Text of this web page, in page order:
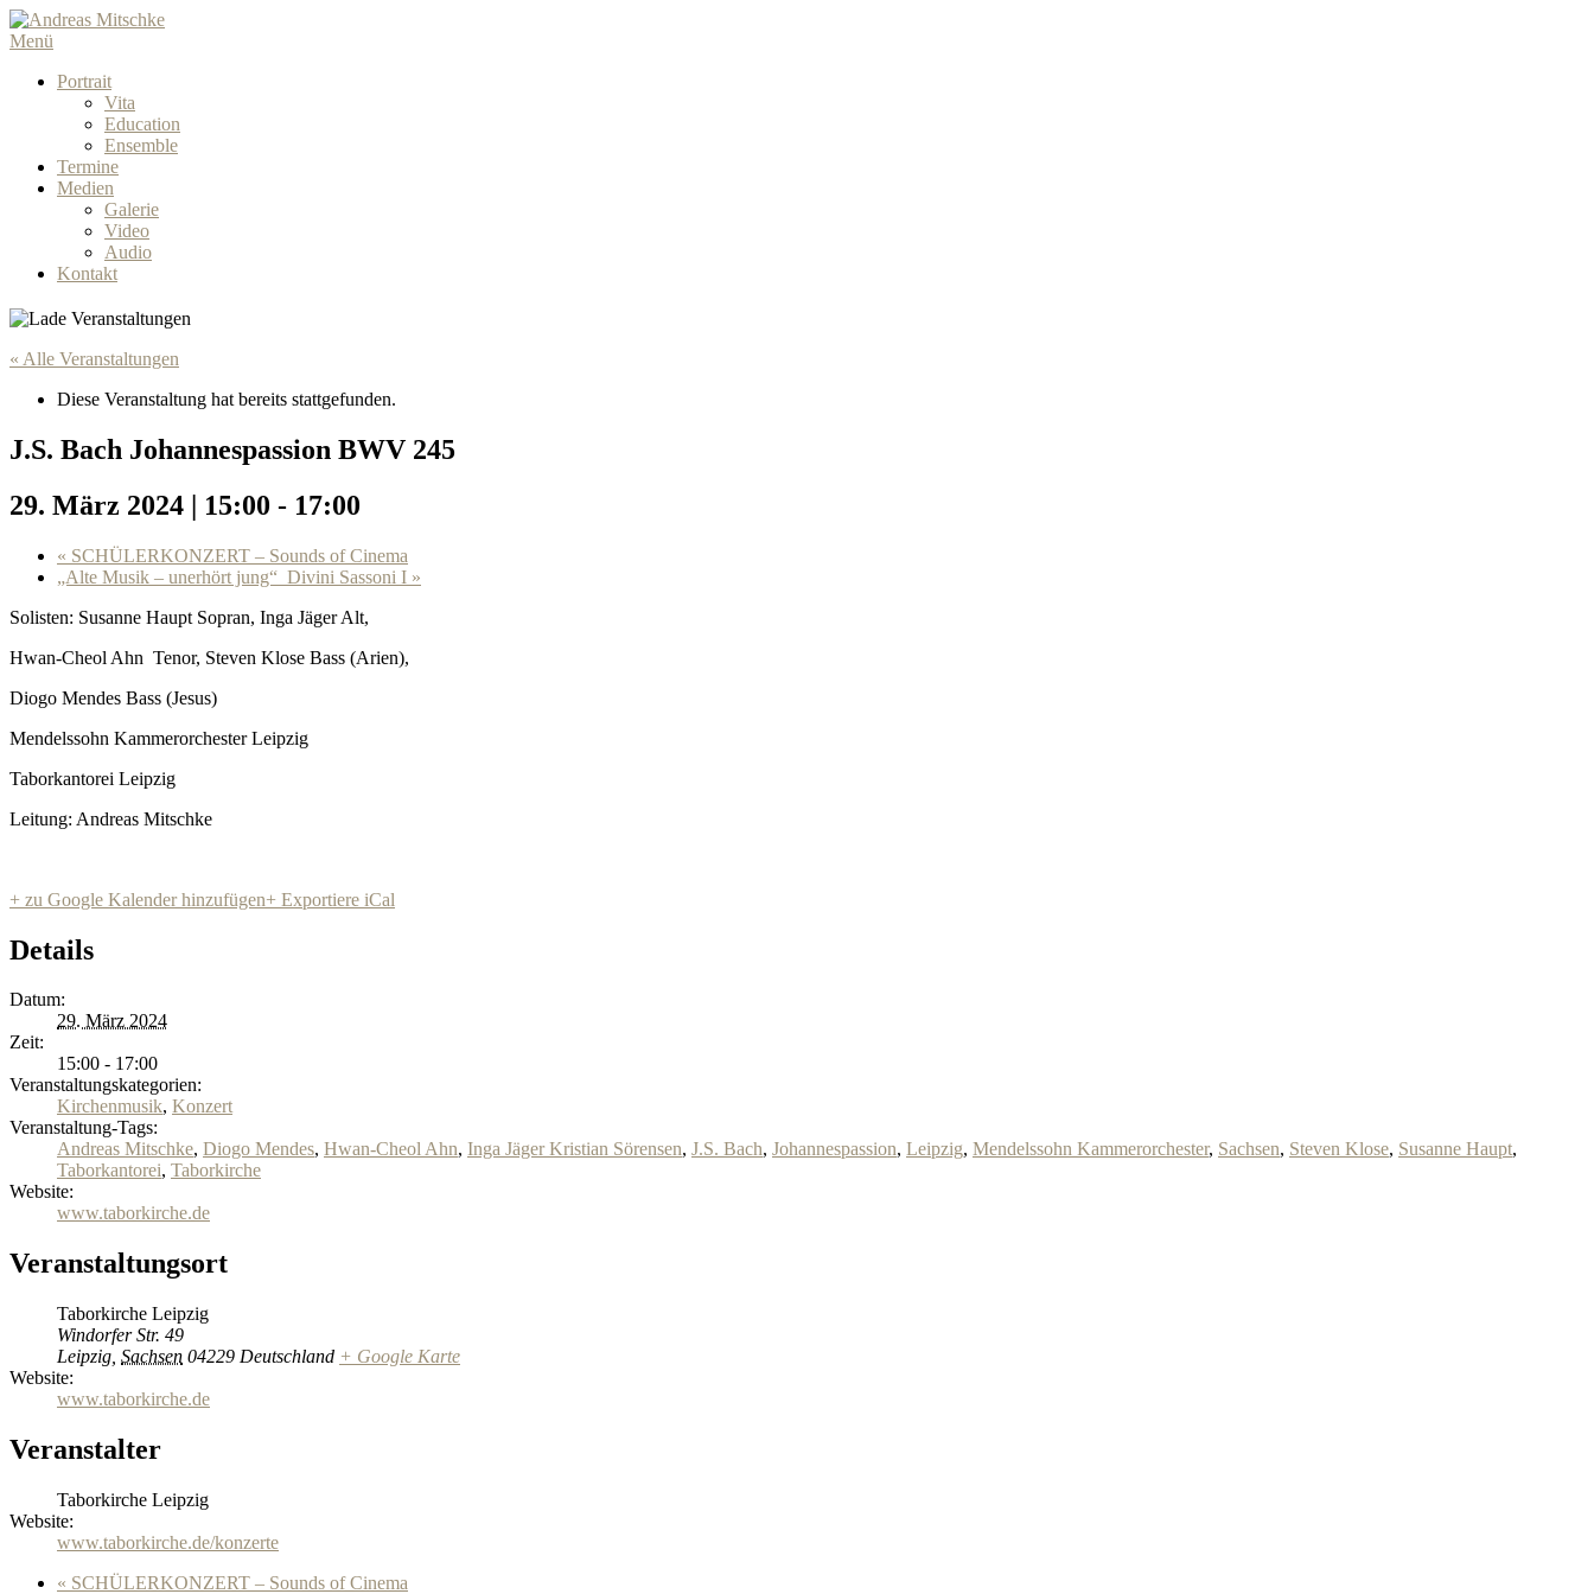
Menü
Portrait
Vita
Education
Ensemble
Termine
Medien
Galerie
Video
Audio
Kontakt
« Alle Veranstaltungen
Diese Veranstaltung hat bereits stattgefunden.
J.S. Bach Johannespassion BWV 245
29. März 2024 | 15:00 - 17:00
« SCHÜLERKONZERT – Sounds of Cinema
„Alte Musik – unerhört jung“ Divini Sassoni I »
Solisten: Susanne Haupt Sopran, Inga Jäger Alt,
Hwan-Cheol Ahn Tenor, Steven Klose Bass (Arien),
Diogo Mendes Bass (Jesus)
Mendelssohn Kammerorchester Leipzig
Taborkantorei Leipzig
Leitung: Andreas Mitschke
+ zu Google Kalender hinzufügen+ Exportiere iCal
Details
Datum:
29. März 2024
Zeit:
15:00 - 17:00
Veranstaltungskategorien:
Kirchenmusik, Konzert
Veranstaltung-Tags:
Andreas Mitschke, Diogo Mendes, Hwan-Cheol Ahn, Inga Jäger Kristian Sörensen, J.S. Bach, Johannespassion, Leipzig, Mendelssohn Kammerorchester, Sachsen, Steven Klose, Susanne Haupt,
Taborkantorei, Taborkirche
Website:
www.taborkirche.de
Veranstaltungsort
Taborkirche Leipzig
Windorfer Str. 49
Leipzig Sachsen 04229 Deutschland + Google Karte
Website:
www.taborkirche.de
Veranstalter
Taborkirche Leipzig
Website:
www.taborkirche.de/konzerte
« SCHÜLERKONZERT – Sounds of Cinema